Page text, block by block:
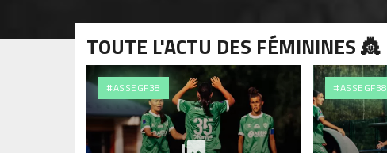
TOUTE L'ACTU DES FÉMININES 👸
#ASSEGF38 #ASSEGF38